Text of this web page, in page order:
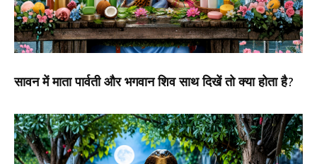
सावन में माता पार्वती और भगवान शिव साथ दिखें तो क्या होता है?